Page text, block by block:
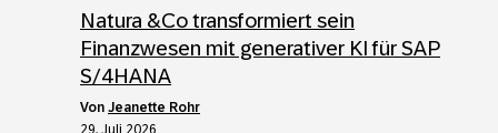
Natura &Co transformiert sein
Finanzwesen mit generativer KI für SAP
S/4HANA
von Jeanette Rohr